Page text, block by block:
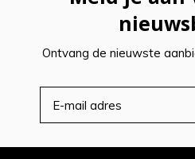
Ontvang de nieuwste